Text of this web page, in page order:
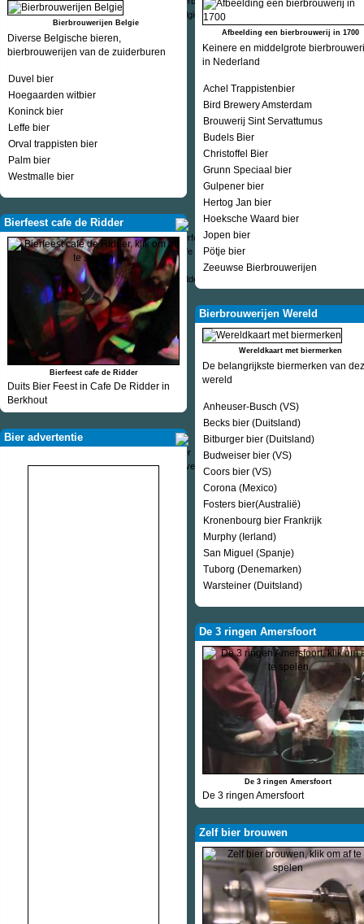
Bierbrouwerijen Belgie
Diverse Belgische bieren,
bierbrouwerijen van de zuiderburen
Duvel bier
Hoegaarden witbier
Koninck bier
Leffe bier
Orval trappisten bier
Palm bier
Westmalle bier
Bierfeest cafe de Ridder
Bierfeest cafe de Ridder
Duits Bier Feest in Cafe De Ridder in
Berkhout
Bier advertentie
Afbeelding een bierbrouwerij in 1700
Keinere en middelgrote
in Nederland
Achel Trappistenbier
Bird Brewery Amsterdam
Brouwerij Sint Servattumus
Budels Bier
Christoffel Bier
Grunn Speciaal bier
Gulpener bier
Hertog Jan bier
Hoeksche Waard bier
Jopen bier
Pötje bier
Zeeuwse Bierbrouwerijen
Bierbrouwerijen Wereld
Wereldkaart met biermerken
De belangrijkste biermerken van
wereld
Anheuser-Busch (VS)
Becks bier (Duitsland)
Bitburger bier (Duitsland)
Budweiser bier (VS)
Coors bier (VS)
Corona (Mexico)
Fosters bier(Australië)
Kronenbourg bier Frankrijk
Murphy (Ierland)
San Miguel (Spanje)
Tuborg (Denemarken)
Warsteiner (Duitsland)
De 3 ringen Amersfoort
De 3 ringen Amersfoort
De 3 ringen Amersfoort
Zelf bier brouwen